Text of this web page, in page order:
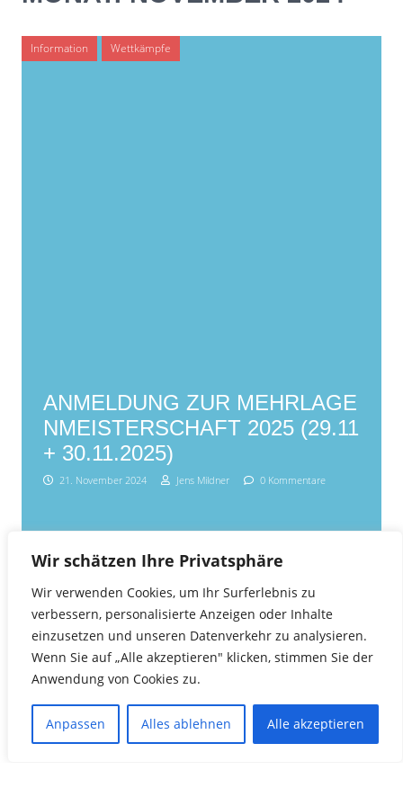
Wir schätzen Ihre Privatsphäre
Wir verwenden Cookies, um Ihr Surferlebnis zu
verbessern, personalisierte Anzeigen oder Inhalte
einzusetzen und unseren Datenverkehr zu analysieren.
Wenn Sie auf „Alle akzeptieren" klicken, stimmen Sie der
Anwendung von Cookies zu.
Anpassen Alles ablehnen Alle akzeptieren
Information Wettkämpfe
ANMELDUNG ZUR MEHRLAGE
NMEISTERSCHAFT 2025 (29.11
+ 30.11.2025)
21. November 2024 Jens Mildner 0 Kommentare